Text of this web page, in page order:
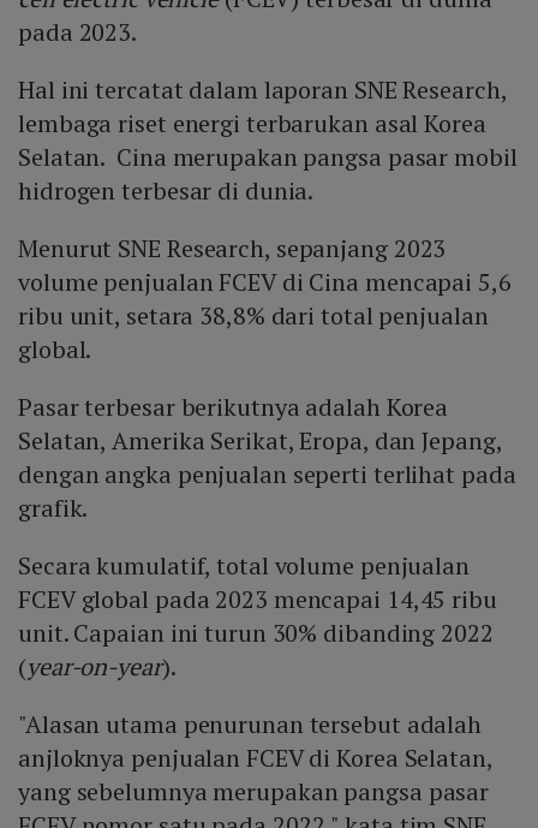
pada 2023.
Hal ini tercatat dalam laporan SNE Research,
lembaga riset energi terbarukan asal Korea
Selatan. Cina merupakan pangsa pasar mobil
hidrogen terbesar di dunia.
Menurut SNE Research, sepanjang 2023
volume penjualan FCEV di Cina mencapai 5,6
ribu unit, setara 38,8% dari total penjualan
global.
Pasar terbesar berikutnya adalah Korea
Selatan, Amerika Serikat, Eropa, dan Jepang,
dengan angka penjualan seperti terlihat pada
grafik.
Secara kumulatif, total volume penjualan
FCEV global pada 2023 mencapai 14,45 ribu
unit. Capaian ini turun 30% dibanding 2022
(year-on-year).
"Alasan utama penurunan tersebut adalah
anjloknya penjualan FCEV di Korea Selatan,
yang sebelumnya merupakan pangsa pasar